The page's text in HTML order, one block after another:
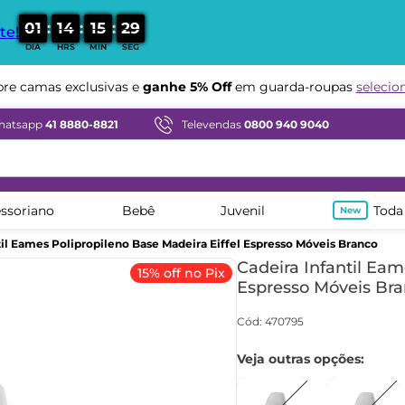
01
DIA
: 14
HRS
: 15
MIN
: 28
SEG
camas exclusivas eganhe 5% Offem guarda-roupas
Compre em ate 12x sem juros
41 8880-8821 Televendas 0800 940 9040
Bebê Juvenil
Eames Polipropileno Base Madeira Eiffel Espresso Móveis Branco
15% off no Pix
Cadeira Infantil
Espresso Móveis
Cód: 470795
Veja outras opções: